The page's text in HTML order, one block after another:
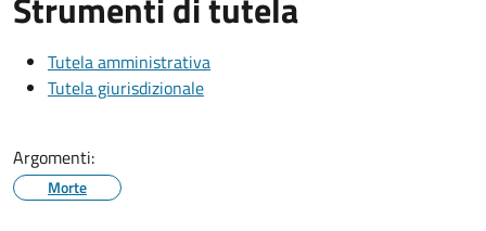
Tutela amministrativa
Tutela giurisdizionale
Argomenti:
Morte